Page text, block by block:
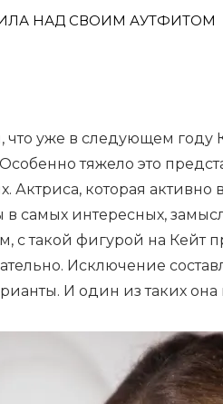
НАД СВОИМ АУТФИТОМ
что уже в следующем году
тяжело это
Актриса, которая активно
в самых интересных,
с такой фигурой на Кейт
Исключение
И один из таких